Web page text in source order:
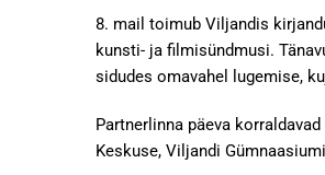
8. mail toimub Viljandis
kunsti- ja filmisündmusi.
sidudes omavahel lugemise,
Partnerlinna päeva
Keskuse, Viljandi